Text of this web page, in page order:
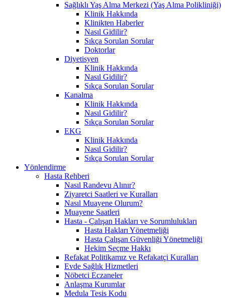
Sağlıklı Yaş Alma Merkezi (Yaş Alma Polikliniği)
Klinik Hakkında
Klinikten Haberler
Nasıl Gidilir?
Sıkça Sorulan Sorular
Doktorlar
Diyetisyen
Klinik Hakkında
Nasıl Gidilir?
Sıkça Sorulan Sorular
Kanalma
Klinik Hakkında
Nasıl Gidilir?
Sıkça Sorulan Sorular
EKG
Klinik Hakkında
Nasıl Gidilir?
Sıkça Sorulan Sorular
Yönlendirme
Hasta Rehberi
Nasıl Randevu Alınır?
Ziyaretci Saatleri ve Kuralları
Nasıl Muayene Olurum?
Muayene Saatleri
Hasta - Çalışan Hakları ve Sorumlulukları
Hasta Hakları Yönetmeliği
Hasta Çalışan Güvenliği Yönetmeliği
Hekim Seçme Hakkı
Refakat Politikamız ve Refakatçi Kuralları
Evde Sağlık Hizmetleri
Nöbetci Eczaneler
Anlaşma Kurumlar
Medula Tesis Kodu